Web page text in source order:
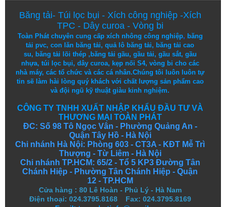
Băng tải- Túi lọc bụi - Xích công nghiệp-Xích
TPC - Dây curoa - Vòng bi
Toàn Phát chuyên cung cấp xích nhông công nghiệp, băng
tải pvc,con lăn băng tải,quả lô băng tải, băng tải cao
su, băng tải lõi thép,băng tải gầu, gầu tải, gầu sắt, gầu
nhựa, túi lọc bụi, dây curoa, kẹp nối S4, vòng bi cho các
nhà máy, các tổ chức và các cá nhân.Chúng tôi luôn luôn tự
tin sẽ làm hài lòng quý khách với chất lượng sảnphẩm cao
và đội ngũ kỹ thuật giàu kinh nghiệm.
CÔNG TY TNHH XUẤT NHẬP KHẨU ĐẦU TƯ VÀ
THƯƠNG MẠI TOÀN PHÁT
ĐC: Số 98 Tô Ngọc Vân - Phường Quảng An -
Quận Tây Hồ - Hà Nội
Chi nhánh Hà Nội: Phòng 603 - CT3A - KĐT Mễ Trì
Thượng - Từ Liêm - Hà Nội
Chi nhánh TP.HCM: 65/2 - Tổ 5 KP3 Đường Tân
Chánh Hiệp - Phường Tân Chánh Hiệp - Quận
12 - TP.HCM
Cửa hàng : 80 Lê Hoàn - Phủ Lý - Hà Nam
Điện thoại: 024.3795.8168 Fax: 024.3795.8169